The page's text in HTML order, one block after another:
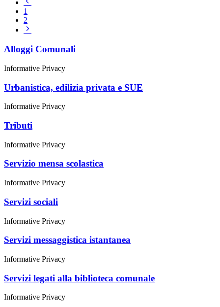
1
2
Alloggi Comunali
Informative Privacy
Urbanistica, edilizia privata e SUE
Informative Privacy
Tributi
Informative Privacy
Servizio mensa scolastica
Informative Privacy
Servizi sociali
Informative Privacy
Servizi messaggistica istantanea
Informative Privacy
Servizi legati alla biblioteca comunale
Informative Privacy